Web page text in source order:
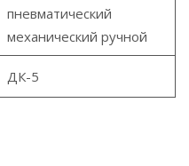
пневматический
механический ручной
ДК-5